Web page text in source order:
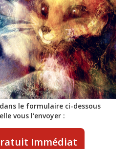
le formulaire ci-dessous
vous l'envoyer :
Immédiat